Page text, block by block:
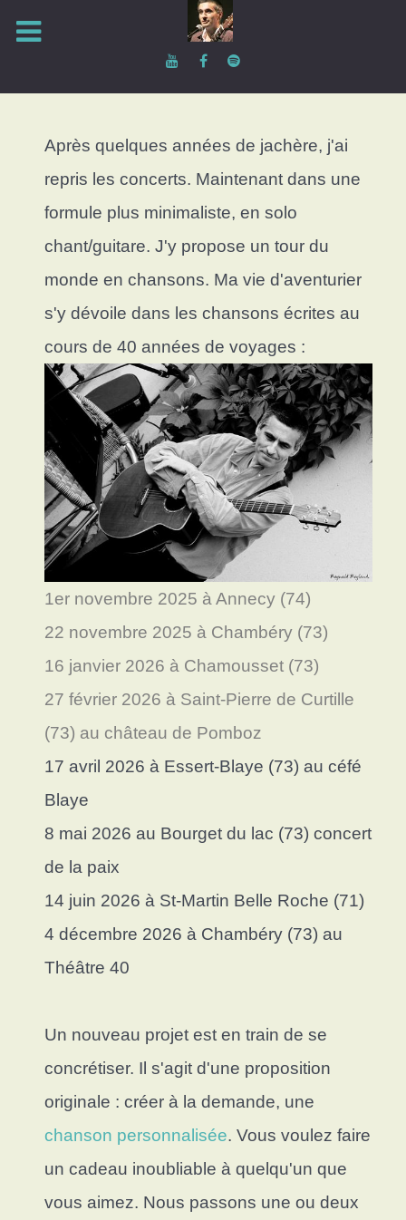
Après quelques années de jachère, j'ai
repris les concerts. Maintenant dans une
formule plus minimaliste, en solo
chant/guitare. J'y propose un tour du
monde en chansons. Ma vie d'aventurier
s'y dévoile dans les chansons écrites au
cours de 40 années de voyages :
1er novembre 2025 à Annecy (74)
22 novembre 2025 à Chambéry (73)
16 janvier 2026 à Chamousset (73)
27 février 2026 à Saint-Pierre de Curtille
(73) au château de Pomboz
17 avril 2026 à Essert-Blaye (73) au céfé
Blaye
8 mai 2026 au Bourget du lac (73) concert
de la paix
14 juin 2026 à St-Martin Belle Roche (71)
4 décembre 2026 à Chambéry (73) au
Théâtre 40
Un nouveau projet est en train de se
concrétiser. Il s'agit d'une proposition
originale : créer à la demande, une
chanson personnalisée. Vous voulez faire
un cadeau inoubliable à quelqu'un que
vous aimez. Nous passons une ou deux